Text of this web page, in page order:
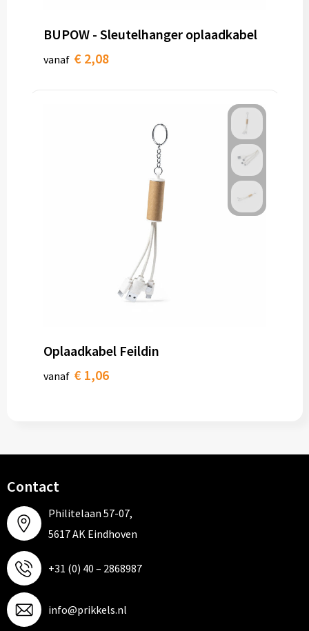
BUPOW - Sleutelhanger oplaadkabel
vanaf € 2,08
Oplaadkabel Feildin
vanaf € 1,06
Contact
Philitelaan 57-07,
5617 AK Eindhoven
+31 (0) 40 – 2868987
info@prikkels.nl